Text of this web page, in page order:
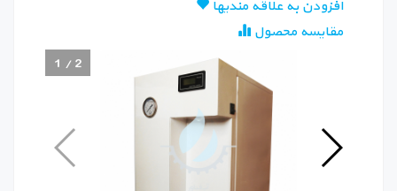
افزودن به علاقه مندیها
مقایسه محصول
1 /2